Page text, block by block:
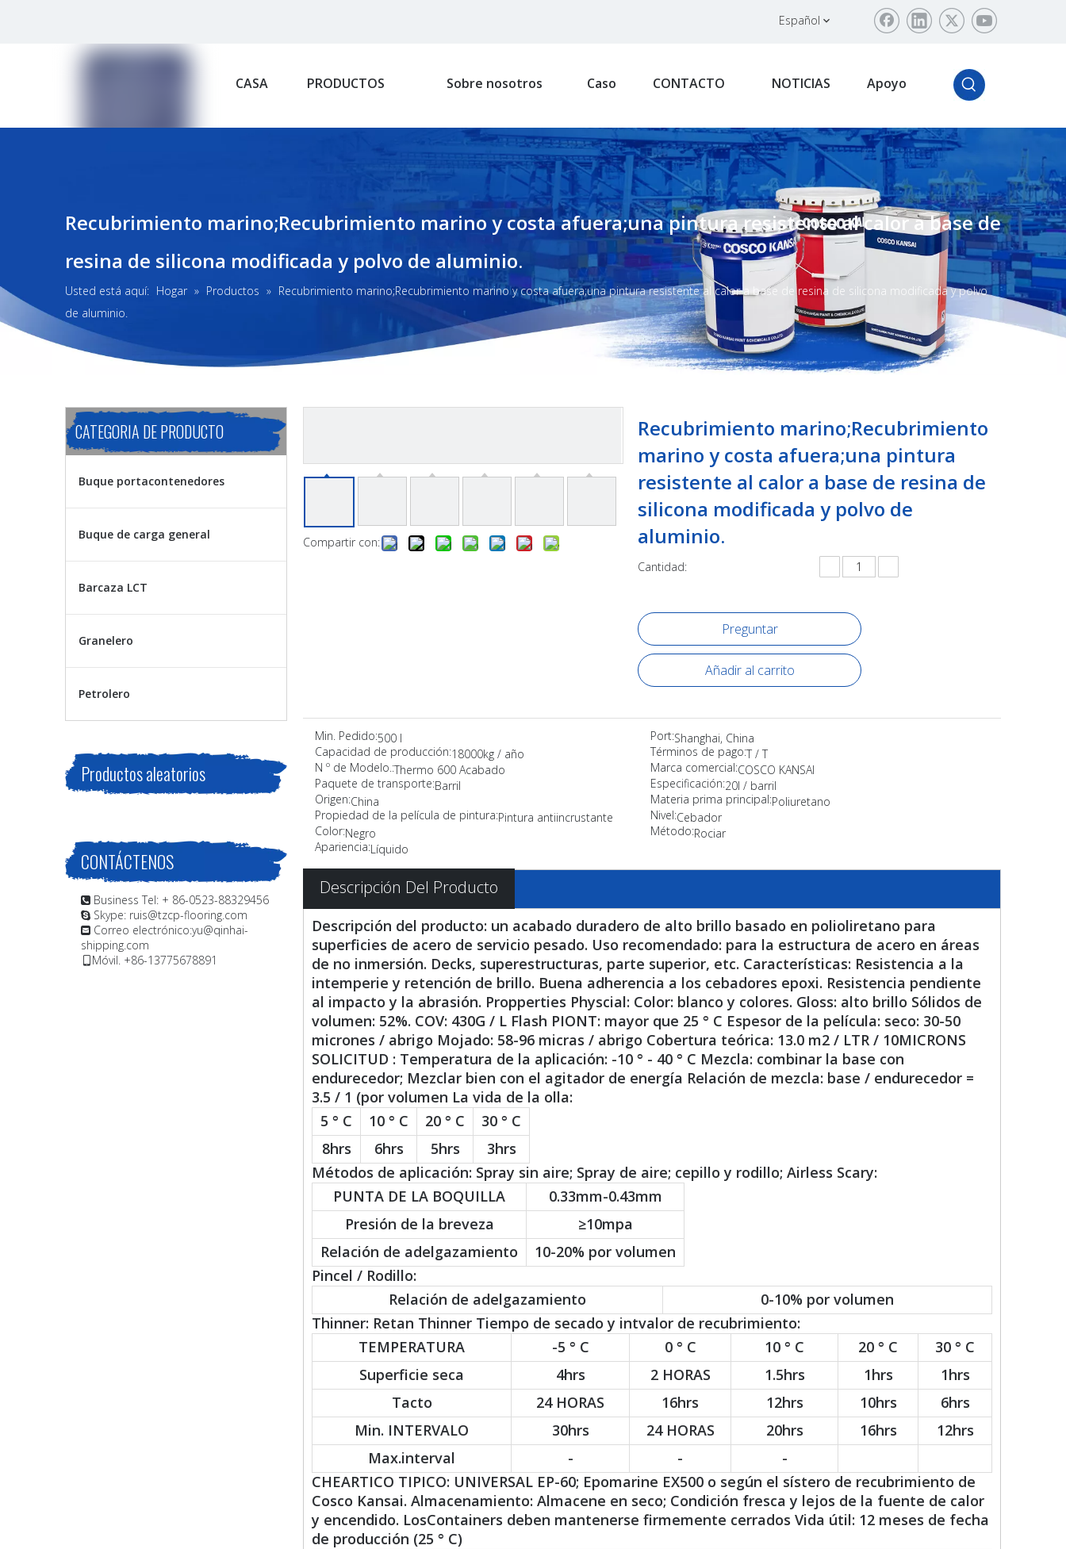
Español
CASA PRODUCTOS Sobre nosotros Caso CONTACTO NOTICIAS Apoyo
Recubrimiento marino;Recubrimiento marino y costa afuera;una pintura resistente al calor a base de
resina de silicona modificada y polvo de aluminio.
Usted está aquí: Hogar » Productos » Recubrimiento marino;Recubrimiento marino y costa afuera;una pintura resistente al calor a base de resina de silicona modificada y polvo
de aluminio.
CATEGORIA DE PRODUCTO
Buque portacontenedores
Buque de carga general
Barcaza LCT
Granelero
Petrolero
Productos aleatorios
CONTÁCTENOS
 Business Tel: + 86-0523-88329456
 Skype: ruis@tzcp-flooring.com
 Correo electrónico:yu@qinhai-
shipping.com
Móvil. +86-13775678891
Compartir con:
Recubrimiento marino;Recubrimiento
marino y costa afuera;una pintura
resistente al calor a base de resina de
silicona modificada y polvo de
aluminio.
Cantidad:
Preguntar
Añadir al carrito
Min. Pedido:500 l Port:Shanghai, China
Capacidad de producción:18000kg / año Términos de pago:T / T
N º de Modelo.:Thermo 600 Acabado Marca comercial:COSCO KANSAI
Paquete de transporte:Barril Especificación:20l / barril
Origen:China Materia prima principal:Poliuretano
Propiedad de la película de pintura:Pintura antiincrustante Nivel:Cebador
Color:Negro Método:Rociar
Apariencia:Líquido
Descripción Del Producto
Descripción del producto: un acabado duradero de alto brillo basado en polioliretano para
superficies de acero de servicio pesado. Uso recomendado: para la estructura de acero en áreas
de no inmersión. Decks, superestructuras, parte superior, etc. Características: Resistencia a la
intemperie y retención de brillo. Buena adherencia a los cebadores epoxi. Resistencia pendiente
al impacto y la abrasión. Propperties Physcial: Color: blanco y colores. Gloss: alto brillo Sólidos de
volumen: 52%. COV: 430G / L Flash PIONT: mayor que 25 ° C Espesor de la película: seco: 30-50
micrones / abrigo Mojado: 58-96 micras / abrigo Cobertura teórica: 13.0 m2 / LTR / 10MICRONS
SOLICITUD : Temperatura de la aplicación: -10 ° - 40 ° C Mezcla: combinar la base con
endurecedor; Mezclar bien con el agitador de energía Relación de mezcla: base / endurecedor =
3.5 / 1 (por volumen La vida de la olla:
5 ° C
10 ° C 20 ° C
30 ° C
8hrs
6hrs 5hrs
3hrs
Métodos de aplicación: Spray sin aire; Spray de aire; cepillo y rodillo; Airless Scary:
PUNTA DE LA BOQUILLA
0.33mm-0.43mm
Presión de la breveza
≥10mpa
Relación de adelgazamiento
10-20% por volumen
Pincel / Rodillo:
Relación de adelgazamiento
0-10% por volumen
Thinner: Retan Thinner Tiempo de secado y intvalor de recubrimiento:
TEMPERATURA
-5 ° C 0 ° C 10 ° C 20 ° C
30 ° C
Superficie seca
4hrs 2 HORAS 1.5hrs 1hrs
1hrs
Tacto
24 HORAS 16hrs 12hrs 10hrs
6hrs
Min. INTERVALO
30hrs 24 HORAS 20hrs 16hrs
12hrs
Max.interval
- -
-
CHEARTICO TIPICO: UNIVERSAL EP-60; Epomarine EX500 o según el sístero de recubrimiento de
Cosco Kansai. Almacenamiento: Almacene en seco; Condición fresca y lejos de la fuente de calor
y encendido. LosContainers deben mantenerse firmemente cerrados Vida útil: 12 meses de fecha
de producción (25 ° C)